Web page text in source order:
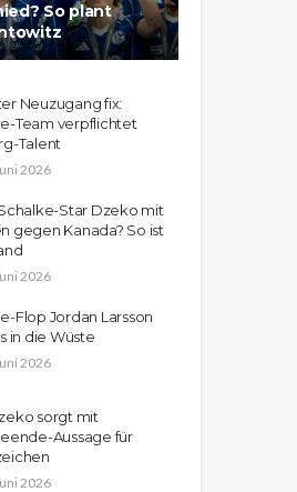
So plant
Neuzugang fix:
Team verpflichtet
Talent
2026
Star Dzeko mit
gegen Kanada? So ist
2026
Flop Jordan Larsson
in die Wüste
2026
sorgt mit
Aussage für
2026